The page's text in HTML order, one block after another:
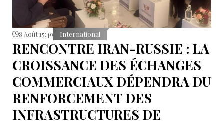
8 Août 15:49 International
RENCONTRE IRAN-RUSSIE : LA
CROISSANCE DES ÉCHANGES
COMMERCIAUX DÉPENDRA DU
RENFORCEMENT DES
INFRASTRUCTURES DE